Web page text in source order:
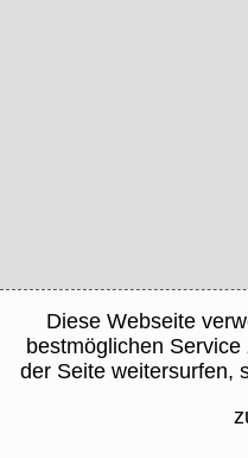
Diese Webseite
bestmöglichen
der Seite weitersurfen,